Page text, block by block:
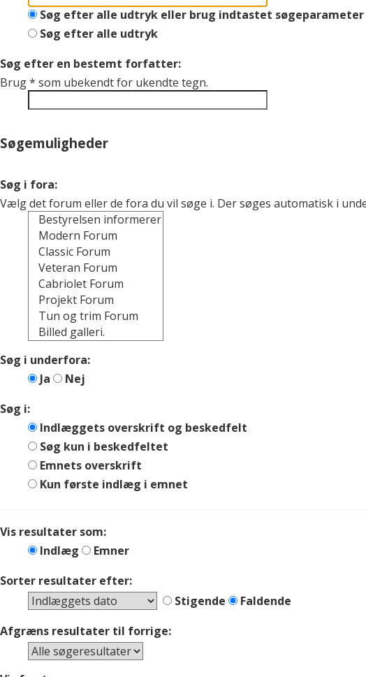
Søg efter alle udtryk eller brug indtastet søgeparameter
Søg efter alle udtryk
Søg efter en bestemt forfatter:
Brug * som ubekendt for ukendte tegn.
Søgemuligheder
Søg i fora:
Vælg det forum eller de fora du vil søge i. Der søges automatisk i
Søg i underfora:
Ja
Nej
Søg i:
Indlæggets overskrift og beskedfelt
Søg kun i beskedfeltet
Emnets overskrift
Kun første indlæg i emnet
Vis resultater som:
Indlæg
Emner
Sorter resultater efter:
Stigende
Faldende
Afgræns resultater til forrige: